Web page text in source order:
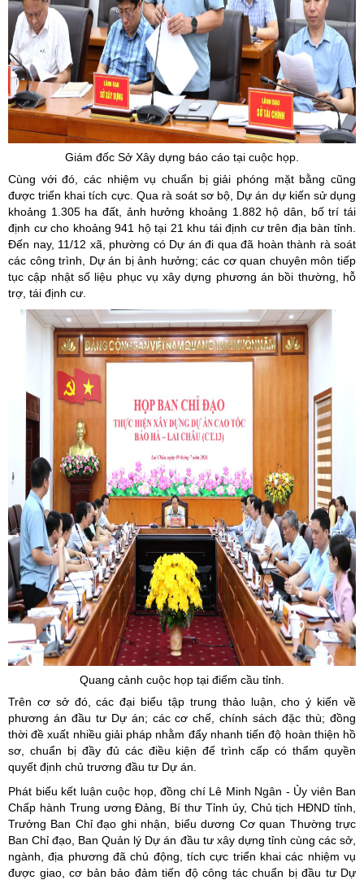
Giám đốc Sở Xây dựng báo cáo tại cuộc họp.
Cùng với đó, các nhiệm vụ chuẩn bị giải phóng mặt bằng cũng
được triển khai tích cực. Qua rà soát sơ bộ, Dự án dự kiến sử dụng
khoảng 1.305 ha đất, ảnh hưởng khoảng 1.882 hộ dân, bố trí tái
định cư cho khoảng 941 hộ tại 21 khu tái định cư trên địa bàn tỉnh.
Đến nay, 11/12 xã, phường có Dự án đi qua đã hoàn thành rà soát
các công trình, Dự án bị ảnh hưởng; các cơ quan chuyên môn tiếp
tục cập nhật số liệu phục vụ xây dựng phương án bồi thường, hỗ
trợ, tái định cư.
Quang cảnh cuộc họp tại điểm cầu tỉnh.
Trên cơ sở đó, các đại biểu tập trung thảo luận, cho ý kiến về
phương án đầu tư Dự án; các cơ chế, chính sách đặc thù; đồng
thời đề xuất nhiều giải pháp nhằm đẩy nhanh tiến độ hoàn thiện hồ
sơ, chuẩn bị đầy đủ các điều kiện để trình cấp có thẩm quyền
quyết định chủ trương đầu tư Dự án.
Phát biểu kết luận cuộc họp, đồng chí Lê Minh Ngân - Ủy viên Ban
Chấp hành Trung ương Đảng, Bí thư Tỉnh ủy, Chủ tịch HĐND tỉnh,
Trưởng Ban Chỉ đạo ghi nhận, biểu dương Cơ quan Thường trực
Ban Chỉ đạo, Ban Quản lý Dự án đầu tư xây dựng tỉnh cùng các sở,
ngành, địa phương đã chủ động, tích cực triển khai các nhiệm vụ
được giao, cơ bản bảo đảm tiến độ công tác chuẩn bị đầu tư Dự